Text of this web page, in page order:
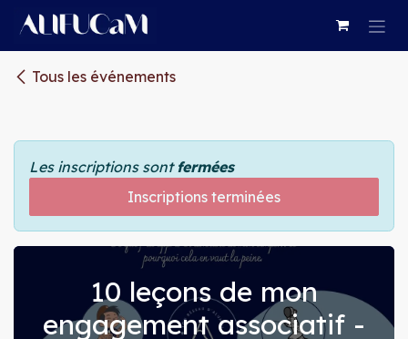
Se rendre au contenu
Tous les événements
Les inscriptions sontfermées
Inscriptions terminées
10 leçons de mon
engagement associatif -